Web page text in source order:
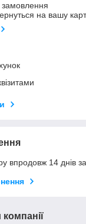
на вашу
впродовж 14 днів
компанії